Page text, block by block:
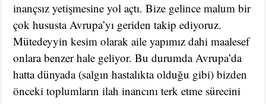
inançsız yetişmesine yol açtı. Bize gelince malum bir
çok hususta Avrupa’yı geriden takip ediyoruz.
Mütedeyyin kesim olarak aile yapımız dahi maalesef
onlara benzer hale geliyor. Bu durumda Avrupa’da
hatta dünyada (salgın hastalıkta olduğu gibi) bizden
önceki toplumların ilah inancını terk etme sürecini